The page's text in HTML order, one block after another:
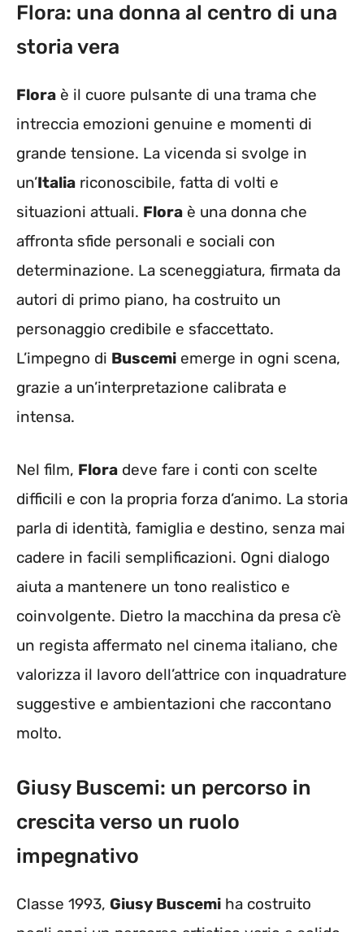
Flora: una donna al centro di una
storia vera
Flora è il cuore pulsante di una trama che
intreccia emozioni genuine e momenti di
grande tensione. La vicenda si svolge in
un’Italia riconoscibile, fatta di volti e
situazioni attuali. Flora è una donna che
affronta sfide personali e sociali con
determinazione. La sceneggiatura, firmata da
autori di primo piano, ha costruito un
personaggio credibile e sfaccettato.
L’impegno di Buscemi emerge in ogni scena,
grazie a un’interpretazione calibrata e
intensa.
Nel film, Flora deve fare i conti con scelte
difficili e con la propria forza d’animo. La storia
parla di identità, famiglia e destino, senza mai
cadere in facili semplificazioni. Ogni dialogo
aiuta a mantenere un tono realistico e
coinvolgente. Dietro la macchina da presa c’è
un regista affermato nel cinema italiano, che
valorizza il lavoro dell’attrice con inquadrature
suggestive e ambientazioni che raccontano
molto.
Giusy Buscemi: un percorso in
crescita verso un ruolo
impegnativo
Classe 1993, Giusy Buscemi ha costruito